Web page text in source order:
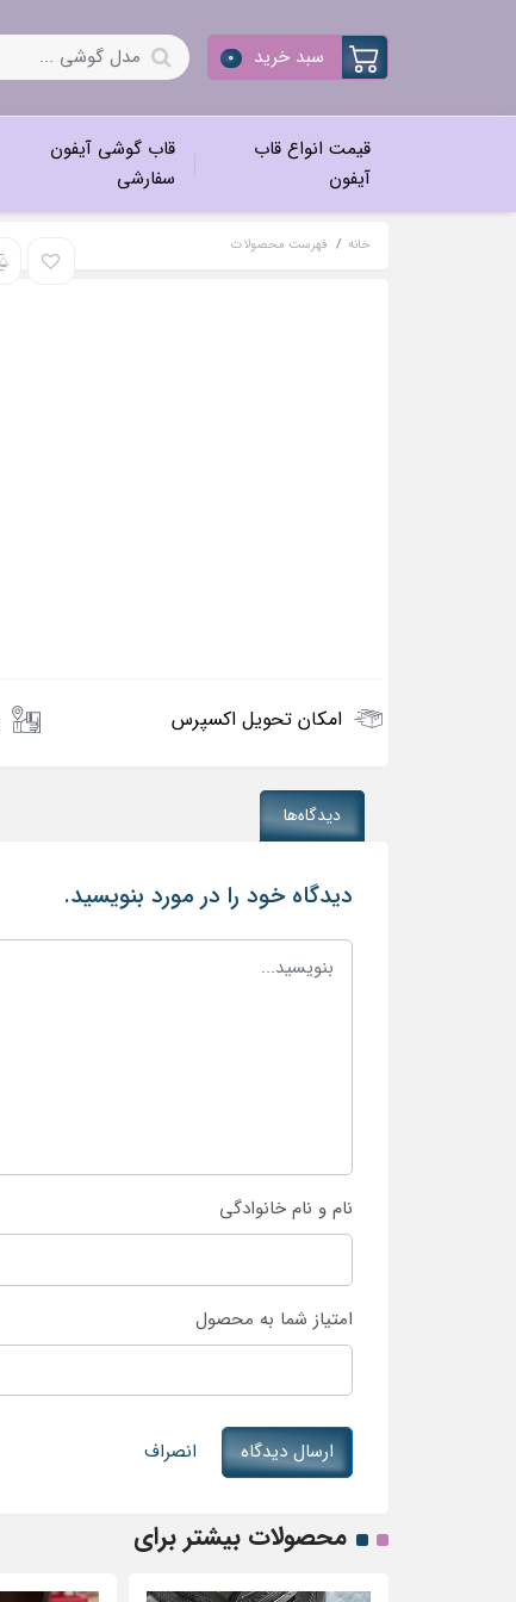
سبد خرید 0
قیمت انواع قاب
آیفون
قاب گوشی آیفون
سفارشی
خانه فهرست محصولات
امکان تحویل اکسپرس
دیدگاه‌ها
دیدگاه خود را در مورد بنویسید.
نام و نام خانوادگی
امتیاز شما به محصول
ارسال دیدگاه انصراف
محصولات بیشتر برای